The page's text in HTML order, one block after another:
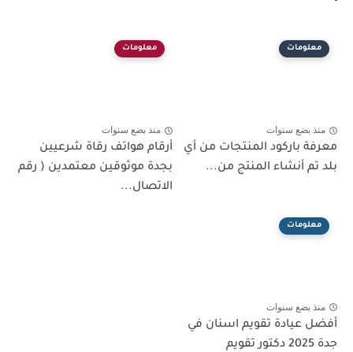
معلومات
منذ بضع سنوات
معرفة باركود المنتجات من أي
بلد تم أنشاء المنتج من...
معلومات
منذ بضع سنوات
أرقام هواتف رقاة شرعيين
بجدة موثوقين معتمدين ( رقم
الاتصال...
معلومات
منذ بضع سنوات
أفضل عيادة تقويم اسنان في
جدة 2025 دكتور تقويم